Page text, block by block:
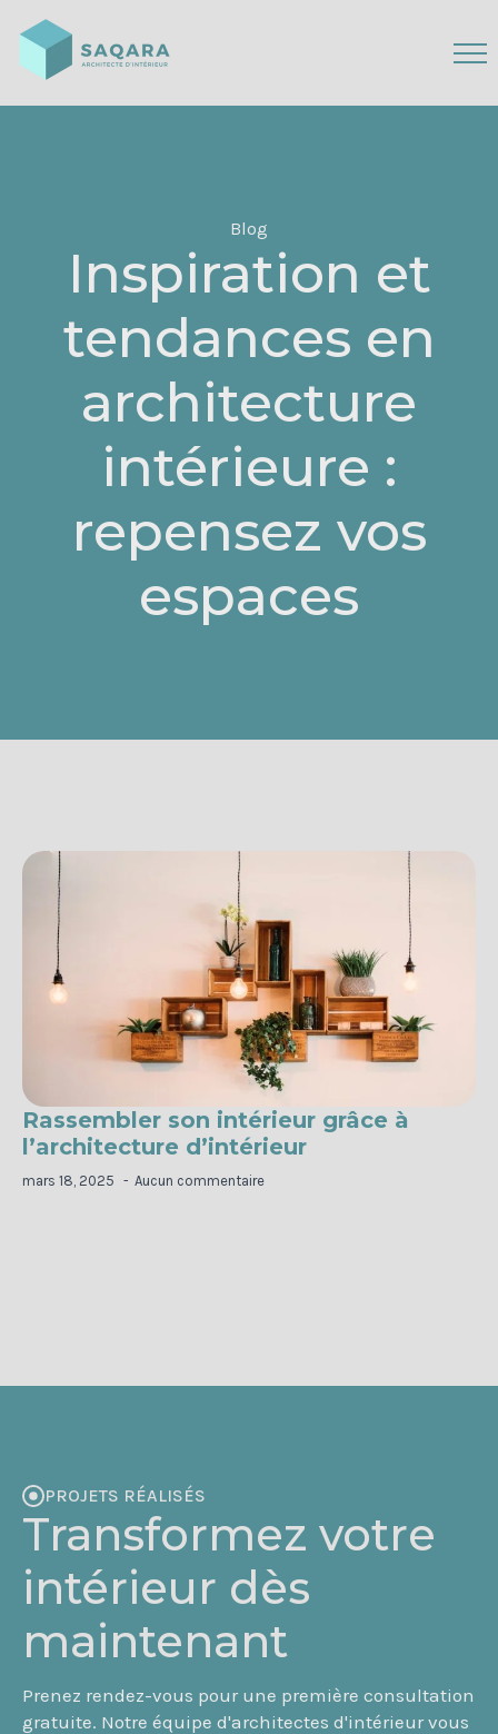
Blog
Inspiration et
tendances en
architecture
intérieure :
repensez vos
espaces
Rassembler son intérieur grâce à
l’architecture d’intérieur
mars 18, 2025 Aucun commentaire
PROJETS RÉALISÉS
Transformez votre
intérieur dès
maintenant
Prenez rendez-vous pour une première consultation
gratuite. Notre équipe d'architectes d'intérieur vous